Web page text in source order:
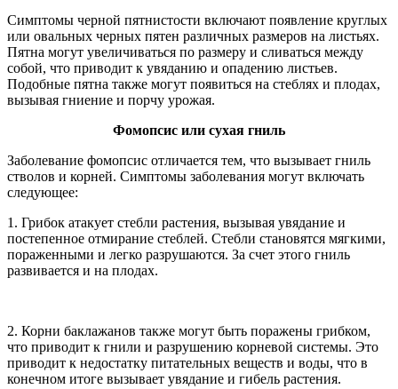
Симптомы черной пятнистости включают появление круглых
или овальных черных пятен различных размеров на листьях.
Пятна могут увеличиваться по размеру и сливаться между
собой, что приводит к увяданию и опадению листьев.
Подобные пятна также могут появиться на стеблях и плодах,
вызывая гниение и порчу урожая.
Фомопсис или сухая гниль
Заболевание фомопсис отличается тем, что вызывает гниль
стволов и корней. Симптомы заболевания могут включать
следующее:
1. Грибок атакует стебли растения, вызывая увядание и
постепенное отмирание стеблей. Стебли становятся мягкими,
пораженными и легко разрушаются. За счет этого гниль
развивается и на плодах.
2. Корни баклажанов также могут быть поражены грибком,
что приводит к гнили и разрушению корневой системы. Это
приводит к недостатку питательных веществ и воды, что в
конечном итоге вызывает увядание и гибель растения.